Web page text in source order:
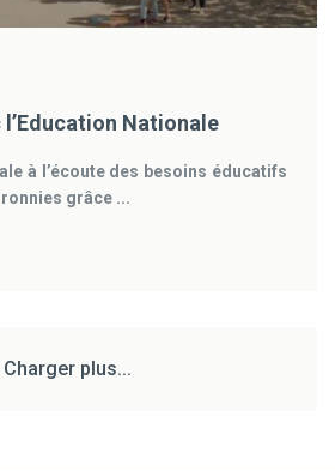
Nationale
à l’écoute des besoins éducatifs
grâce ...
Charger plus...